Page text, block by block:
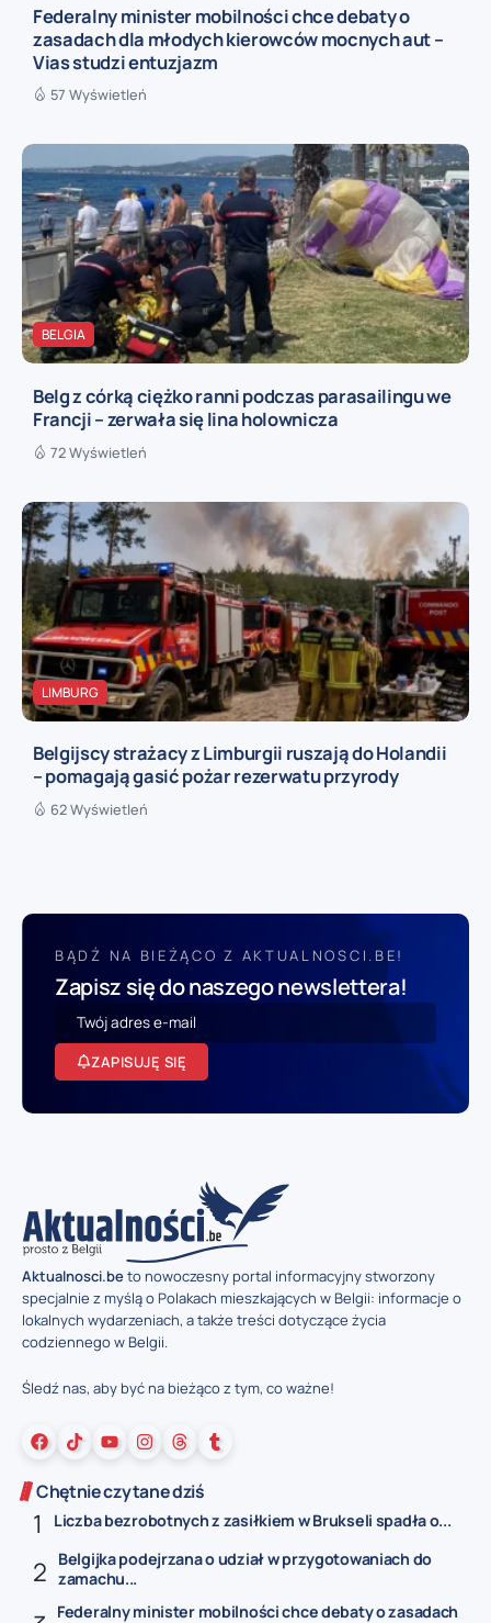
Federalny minister mobilności chce debaty o
zasadach dla młodych kierowców mocnych aut –
Vias studzi entuzjazm
57 Wyświetleń
BELGIA
Belg z córką ciężko ranni podczas parasailingu we
Francji – zerwała się lina holownicza
72 Wyświetleń
LIMBURG
Belgijscy strażacy z Limburgii ruszają do Holandii
– pomagają gasić pożar rezerwatu przyrody
62 Wyświetleń
BĄDŹ NA BIEŻĄCO Z AKTUALNOSCI.BE!
Zapisz się do naszego newslettera!
ZAPISUJĘ SIĘ
Aktualnosci.beto nowoczesny portal informacyjny stworzony
specjalnie z myślą o Polakach mieszkających w Belgii: informacje o
lokalnych wydarzeniach, a także treści dotyczące życia
codziennego w Belgii.
Śledź nas, aby być na bieżąco z tym, co ważne!
Chętnie czytane dziś
Liczba bezrobotnych z zasiłkiem w Brukseli spadła o...
Belgijka podejrzana o udział w przygotowaniach do
zamachu...
Federalny minister mobilności chce debaty o zasadach